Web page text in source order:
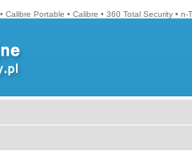
• Calibre Portable • Calibre • 360 Total Security • n-